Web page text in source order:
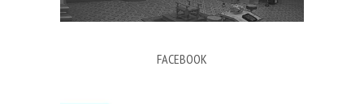
FACEBOOK